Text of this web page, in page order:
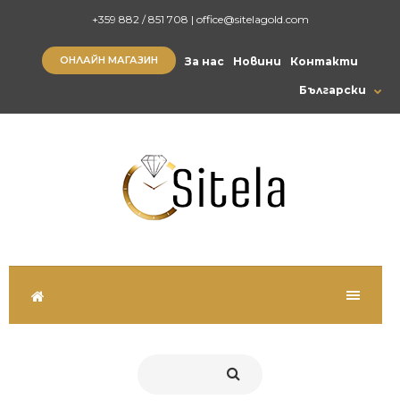
+359 882 / 851 708 | office@sitelagold.com
Български
ОНЛАЙН МАГАЗИН За нас Новини Контакти